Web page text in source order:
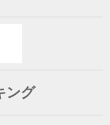
ング